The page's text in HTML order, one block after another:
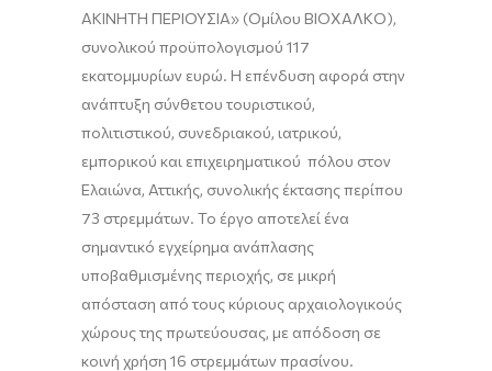
ΑΚΙΝΗΤΗ ΠΕΡΙΟΥΣΙΑ» (Ομίλου ΒΙΟΧΑΛΚΟ),
συνολικού προϋπολογισμού 117
εκατομμυρίων ευρώ. Η επένδυση αφορά στην
ανάπτυξη σύνθετου τουριστικού,
πολιτιστικού, συνεδριακού, ιατρικού,
εμπορικού και επιχειρηματικού πόλου στον
Ελαιώνα, Αττικής, συνολικής έκτασης περίπου
73 στρεμμάτων. Το έργο αποτελεί ένα
σημαντικό εγχείρημα ανάπλασης
υποβαθμισμένης περιοχής, σε μικρή
απόσταση από τους κύριους αρχαιολογικούς
χώρους της πρωτεύουσας, με απόδοση σε
κοινή χρήση 16 στρεμμάτων πρασίνου.